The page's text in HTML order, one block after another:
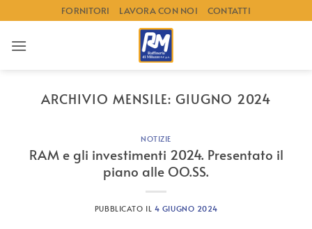
ai
contenuti
FORNITORI LAVORA CON NOI CONTATTI
ARCHIVIO MENSILE: GIUGNO 2024
NOTIZIE
RAM e gli investimenti 2024. Presentato il
piano alle OO.SS.
PUBBLICATO IL 4 GIUGNO 2024